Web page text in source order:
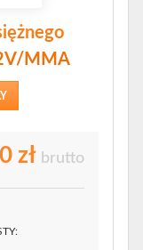
MMA
zł brutto